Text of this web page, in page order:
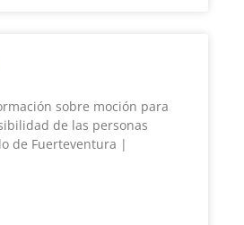
sobre moción para
de las personas
de Fuerteventura |